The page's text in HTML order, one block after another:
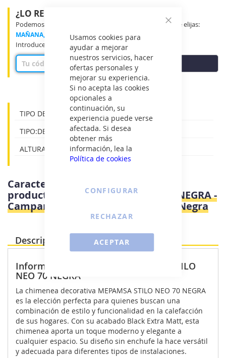
Usamos cookies para
ayudar a mejorar
nuestros servicios, hacer
ofertas personales y
mejorar su experiencia.
Si no acepta las cookies
opcionales a
continuación, su
experiencia puede verse
afectada. Si desea
obtener más
información, lea la
Política de cookies
ACEPTAR
CONFIGURAR
RECHAZAR
¿LO RECIBIRÉ MAÑANA?
Podemos entregar tu producto en el tramo horario que elijas:
MAÑANA, MEDIO DÍA o TARDE
Introduce tu código postal para ver disponibilidad
COMPROBAR
TIPO DE CONTROL:BOTONES
TIPO:DECORATIVA
ALTURA:60 - 70
Características e información del
producto
Mepamsa STILO NEO 70 NEGRA -
Campana Chimenea Ancho 70 Cm Negra
Descripción Producto
Información destacada - MEPAMSA STILO
NEO 70 NEGRA
La chimenea decorativa MEPAMSA STILO NEO 70 NEGRA
es la elección perfecta para quienes buscan una
combinación de estilo y funcionalidad en la calefacción
de sus hogares. Con su acabado Black Extra Matt, esta
chimenea aporta un toque moderno y elegante a
cualquier espacio. Su diseño sin enchufe la hace versátil
y adecuada para diferentes tipos de instalaciones.